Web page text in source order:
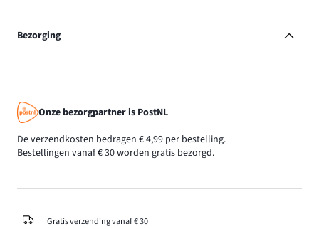
Bezorging
Onze bezorgpartner is PostNL
De verzendkosten bedragen € 4,99 per bestelling.
Bestellingen vanaf € 30 worden gratis bezorgd.
Gratis verzending vanaf € 30